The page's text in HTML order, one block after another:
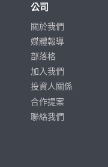
公司
關於我們
媒體報導
部落格
加入我們
投資人關係
合作提案
聯絡我們